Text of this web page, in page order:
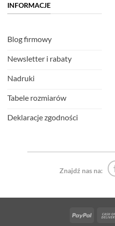
INFORMACJE
Blog firmowy
Newsletter i rabaty
Nadruki
Tabele rozmiarów
Deklaracje zgodności
Znajdź nas na:
PayPal